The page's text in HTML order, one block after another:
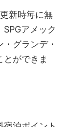
新時毎に無
アメック
グランデ・
とができま